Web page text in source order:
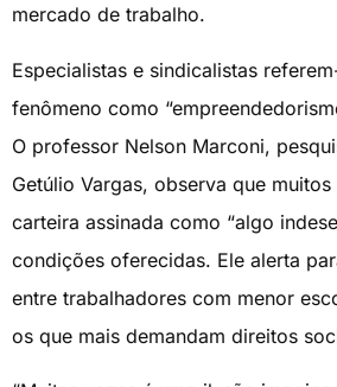
mercado de trabalho.
Especialistas e sindicalistas
fenômeno como
O professor Nelson Marconi,
Getúlio Vargas, observa que
carteira assinada como “algo
condições oferecidas. Ele alerta
entre trabalhadores com menor
os que mais demandam direitos